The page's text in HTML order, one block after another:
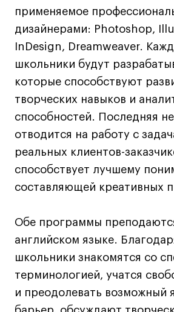
Для школьников
Интенсивы
Среднесрочные
Долгосрочные
Все программы
Новости
События
Преподаватели
Лицензии и аккредитации
Для прессы
Ресурсы
Партнеры
применяемое
дизайнерами: Photoshop,
InDesign, Dreamweaver.
школьники будут
которые способствуют
творческих навыков и
способностей. Последняя
отводится на работу с
реальных клиентов-
способствует лучшему
составляющей креативных
Обе программы
английском языке.
школьники знакомятся со
терминологией, учатся
и преодолевать возможный